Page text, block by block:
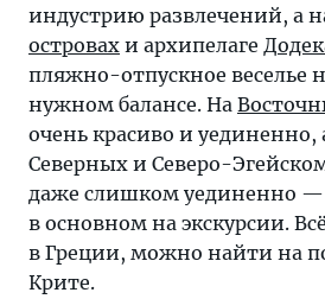
индустрию развлечений, а
островах и архипелаге
пляжно-отпускное веселье
нужном балансе. На
очень красиво и уединенно,
Северных и Северо-
даже слишком уединенно
в основном на экскурсии.
в Греции, можно найти на
Крите.